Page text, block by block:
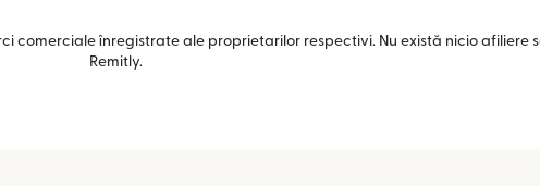
comerciale înregistrate ale proprietarilor respectivi. Nu există nicio afiliere
Remitly.